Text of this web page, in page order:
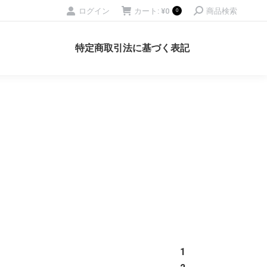
ログイン カート: ¥0 0 商品検索
特定商取引法に基づく表記
1